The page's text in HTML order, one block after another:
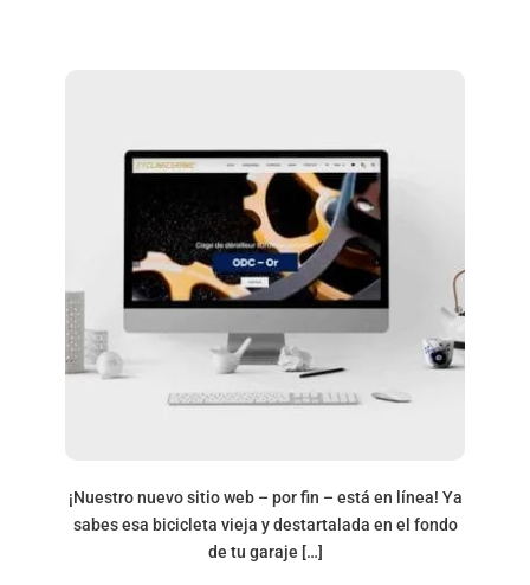
¡Nuestro nuevo sitio web – por fin – está en línea! Ya
sabes esa bicicleta vieja y destartalada en el fondo
de tu garaje […]